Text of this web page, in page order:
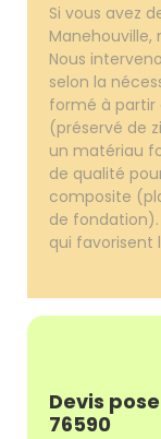
Si vous avez
Nous
selon la
formé à partir
(préservé de
un matériau
de qualité
composite
de fondation).
qui favorisent
Devis
76590